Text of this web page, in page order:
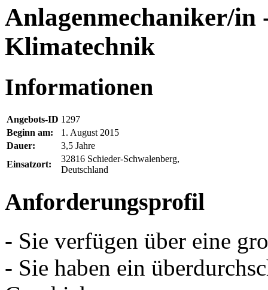
Anlagenmechaniker/in
Klimatechnik
Informationen
Angebots-ID 1297
Beginn am:
1. August 2015
Dauer:
3,5 Jahre
Einsatzort:
32816 Schieder-Schwalenberg,
Deutschland
Anforderungsprofil
- Sie verfügen über eine
- Sie haben ein